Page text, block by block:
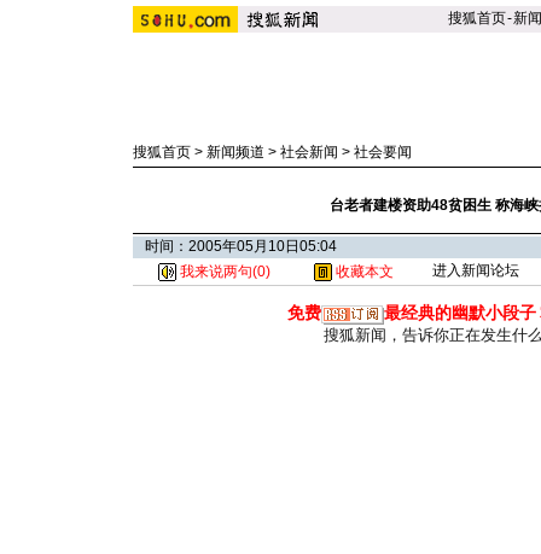
搜狐首页-新闻
搜狐首页 > 新闻频道 > 社会新闻 > 社会要闻
台老者建楼资助48贫困生 称海
时间：2005年05月10日05:04
我来说两句(0) 收藏本文 进入新闻论坛
免费 最经典的幽默小段子
搜狐新闻，告诉你正在发生什